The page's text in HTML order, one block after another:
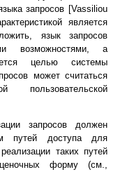
запросов [Vassiliou
является
язык запросов
возможностями, а
целью системы
может считаться
пользовательской
запросов должен
путей доступа для
таких путей
форму (см.,